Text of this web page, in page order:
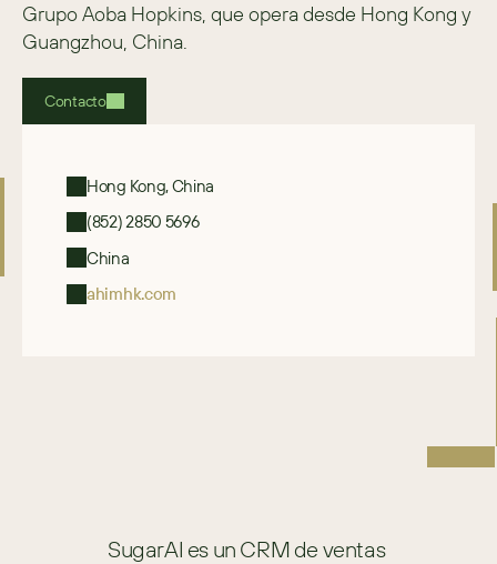
Grupo Aoba Hopkins, que opera desde Hong Kong y
Guangzhou, China.
Contacto
Hong Kong, China
(852) 2850 5696
China
ahimhk.com
SugarAI es un CRM de ventas